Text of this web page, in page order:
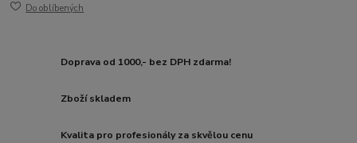
Do oblíbených
Doprava od 1000,- bez DPH zdarma!
Zboží skladem
Kvalita pro profesionály za skvělou cenu